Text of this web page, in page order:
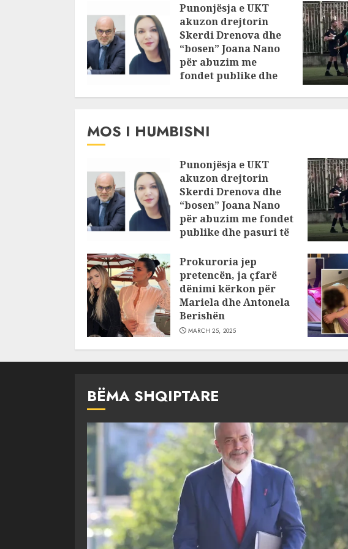
Punonjësja e UKT
akuzon drejtorin
Skerdi Drenova dhe
“bosen” Joana Nano
për abuzim me
fondet publike dhe
MOS I HUMBISNI
Punonjësja e UKT
akuzon drejtorin
Skerdi Drenova dhe
“bosen” Joana Nano
për abuzim me fondet
publike dhe pasuri të
JULY 24, 2025
Prokuroria jep
pretencën, ja çfarë
dënimi kërkon për
Mariela dhe Antonela
Berishën
MARCH 25, 2025
BËMA SHQIPTARE